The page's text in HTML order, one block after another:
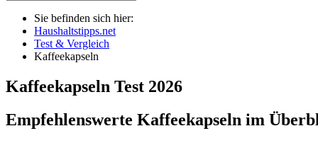
Sie befinden sich hier:
Haushaltstipps.net
Test & Vergleich
Kaffeekapseln
Kaffeekapseln Test 2026
Empfehlenswerte Kaffeekapseln im